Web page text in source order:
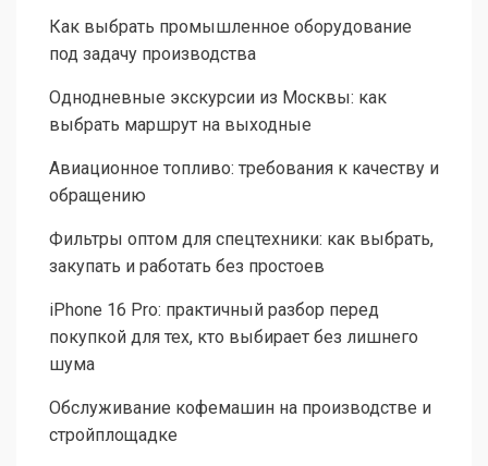
Как выбрать промышленное оборудование
под задачу производства
Однодневные экскурсии из Москвы: как
выбрать маршрут на выходные
Авиационное топливо: требования к качеству и
обращению
Фильтры оптом для спецтехники: как выбрать,
закупать и работать без простоев
iPhone 16 Pro: практичный разбор перед
покупкой для тех, кто выбирает без лишнего
шума
Обслуживание кофемашин на производстве и
стройплощадке